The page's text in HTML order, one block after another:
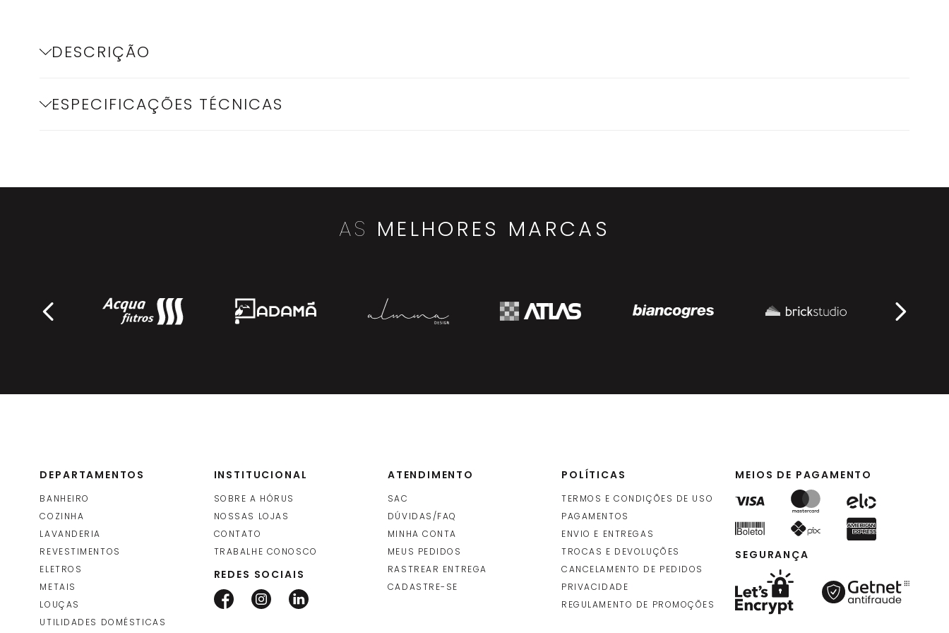
DESCRIÇÃO
ESPECIFICAÇÕES TÉCNICAS
AS MELHORES MARCAS
DEPARTAMENTOS
BANHEIRO
COZINHA
LAVANDERIA
REVESTIMENTOS
ELETROS
METAIS
LOUÇAS
UTILIDADES DOMÉSTICAS
INSTITUCIONAL
SOBRE A HÓRUS
NOSSAS LOJAS
CONTATO
TRABALHE CONOSCO
REDES SOCIAIS
ATENDIMENTO
SAC
DÚVIDAS/FAQ
MINHA CONTA
MEUS PEDIDOS
RASTREAR ENTREGA
CADASTRE-SE
POLÍTICAS
TERMOS E CONDIÇÕES DE USO
PAGAMENTOS
ENVIO E ENTREGAS
TROCAS E DEVOLUÇÕES
CANCELAMENTO DE PEDIDOS
PRIVACIDADE
REGULAMENTO DE PROMOÇÕES
MEIOS DE PAGAMENTO
SEGURANÇA